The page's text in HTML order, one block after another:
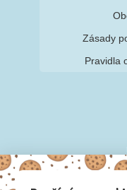
Zásady
Pravidla